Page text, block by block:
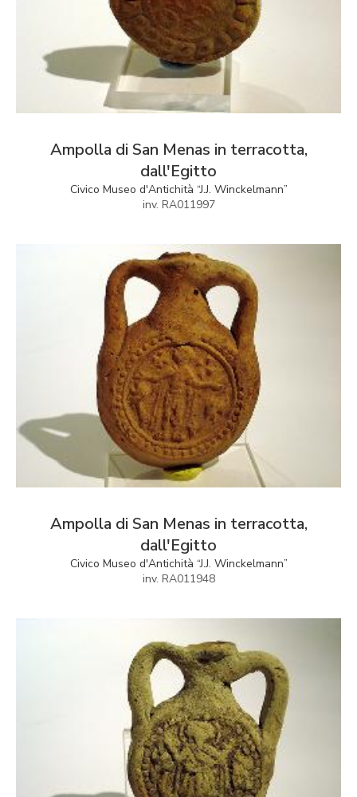
Ampolla di San Menas in terracotta,
dall'Egitto
Civico Museo d'Antichità “J.J. Winckelmann”
inv. RA011997
Ampolla di San Menas in terracotta,
dall'Egitto
Civico Museo d'Antichità “J.J. Winckelmann”
inv. RA011948